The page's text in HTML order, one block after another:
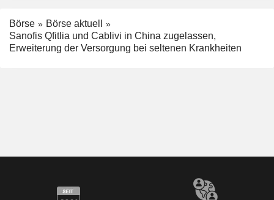
Börse
Börse aktuell
Sanofis Qfitlia und Cablivi in China zugelassen,
Erweiterung der Versorgung bei seltenen Krankheiten